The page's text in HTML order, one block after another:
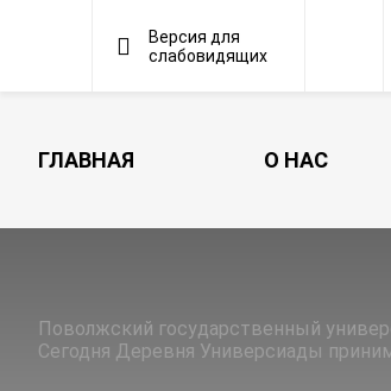
Версия для
слабовидящих
ГЛАВНАЯ О НАС
Поволжский государственный
Сегодня Деревня Универсиады